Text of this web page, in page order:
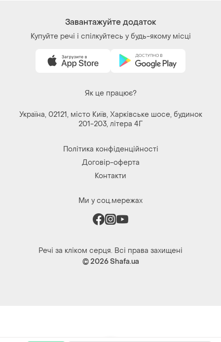
Завантажуйте додаток
Купуйте речі і спілкуйтесь у будь-якому місці
Як це працює?
Україна, 02121, місто Київ, Харківське шосе, будинок
201-203, літера 4Г
Політика конфіденційності
Договір-оферта
Контакти
Ми у соц.мережах
Речі за кліком серця. Всі права захищені
© 2026Shafa.ua